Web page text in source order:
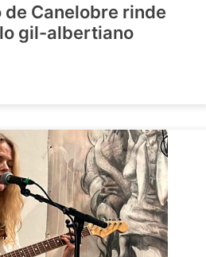
de Canelobre rinde
gil-albertiano